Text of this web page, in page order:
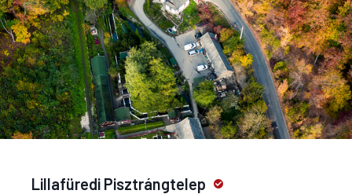
Lillafüredi Pisztrángtelep